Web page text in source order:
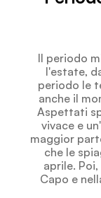
Il periodo
l'estate,
periodo le
anche il
Aspettati
vivace e
maggior
che le
aprile.
Capo e